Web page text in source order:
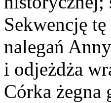
Sekwencję
nalegań
i odjeżdża
Córka